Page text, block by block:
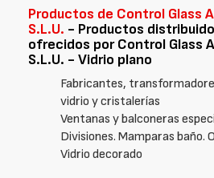
Productos de Control Glass
S.L.U. - Productos
ofrecidos por Control Glass
S.L.U. - Vidrio plano
Fabricantes,
vidrio y cristalerías
Ventanas y balconeras
Divisiones. Mamparas baño.
Vidrio decorado